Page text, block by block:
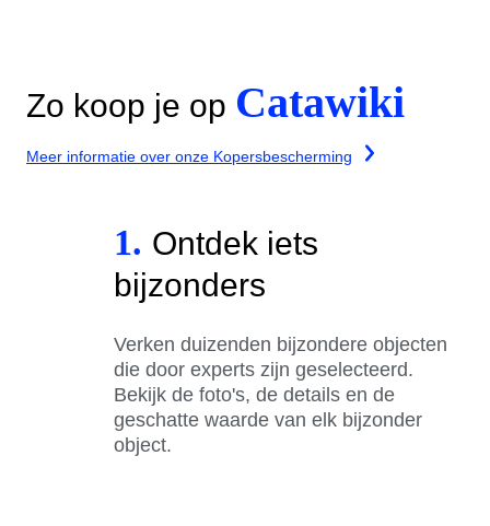
Zo koop je op Catawiki
Meer informatie over onze Kopersbescherming
1. Ontdek iets
bijzonders
Verken duizenden bijzondere objecten
die door experts zijn geselecteerd.
Bekijk de foto's, de details en de
geschatte waarde van elk bijzonder
object.